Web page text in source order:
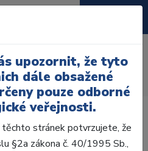
D39, B2
upozornit, že tyto
dále obsažené
pouze odborné
veřejnosti.
těchto stránek potvrzujete, že
§2a zákona č. 40/1995 Sb.,